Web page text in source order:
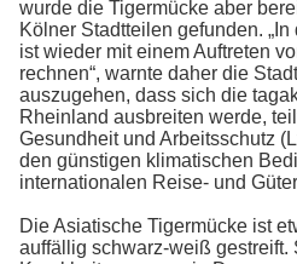
wurde die Tigermücke aber
Kölner Stadtteilen gefunden.
ist wieder mit einem Auftreten
rechnen“, warnte daher die
auszugehen, dass sich die
Rheinland ausbreiten werde,
Gesundheit und Arbeitsschutz
den günstigen klimatischen
internationalen Reise- und
Die Asiatische Tigermücke ist
auffällig schwarz-weiß gestreift.